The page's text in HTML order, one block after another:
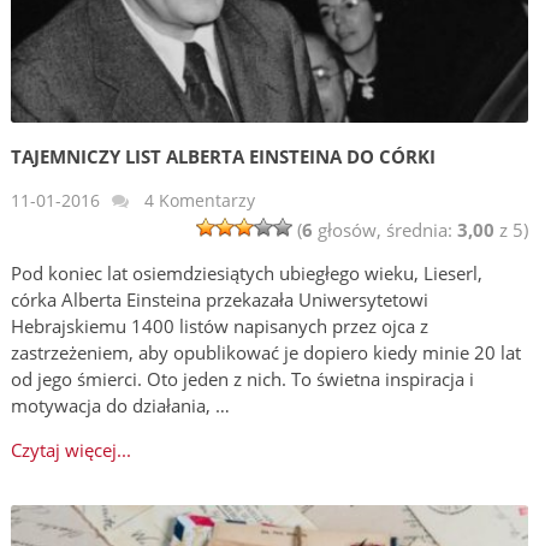
TAJEMNICZY LIST ALBERTA EINSTEINA DO CÓRKI
11-01-2016 4 Komentarzy
(6 głosów, średnia: 3,00 z 5)
Pod koniec lat osiemdziesiątych ubiegłego wieku, Lieserl,
córka Alberta Einsteina przekazała Uniwersytetowi
Hebrajskiemu 1400 listów napisanych przez ojca z
zastrzeżeniem, aby opublikować je dopiero kiedy minie 20 lat
od jego śmierci. Oto jeden z nich. To świetna inspiracja i
motywacja do działania, …
Czytaj więcej...